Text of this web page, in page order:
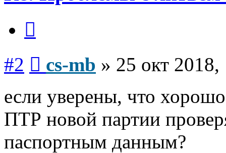
#2 cs-mb » 25 окт 2018,
если уверены, что
ПТР новой партии
паспортным данным?